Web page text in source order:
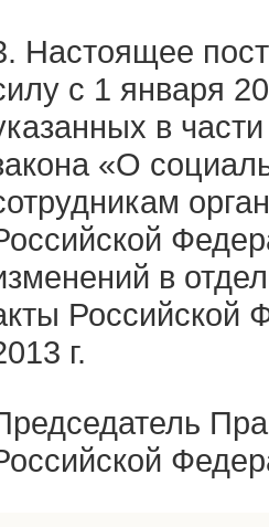
Настоящее
с 1 января
в
«О
в
Российской
г.